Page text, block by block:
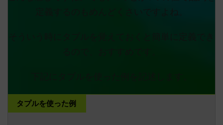
タプルを使った例